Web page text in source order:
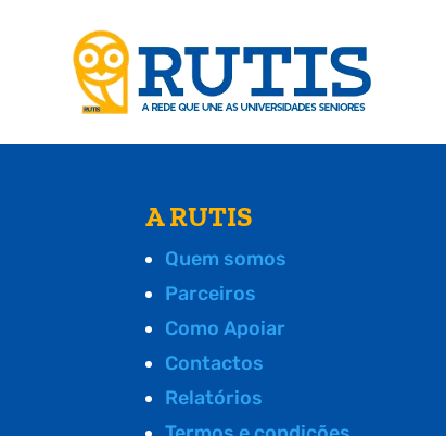
A RUTIS
Quem somos
Parceiros
Como Apoiar
Contactos
Relatórios